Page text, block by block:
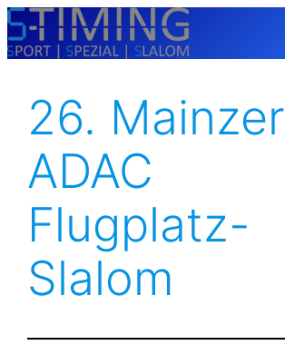
Zum
Inhalt
26. Mainzer
ADAC
Flugplatz-
Slalom